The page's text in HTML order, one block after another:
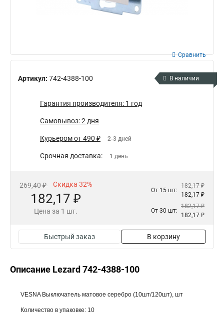
Артикул: 742-4388-100
Сравнить
В наличии
Гарантия производителя: 1 год
Самовывоз: 2 дня
Курьером от 490 ₽ 2-3 дней
Срочная доставка: 1 день
269,40 ₽ Скидка 32%
182,17 ₽
Цена за 1 шт.
От 15 шт:
182,17 ₽
182,17 ₽
От 30 шт:
182,17 ₽
182,17 ₽
Быстрый заказ В корзину
Описание Lezard 742-4388-100
VESNA Выключатель матовое серебро (10шт/120шт), шт
Количество в упаковке: 10